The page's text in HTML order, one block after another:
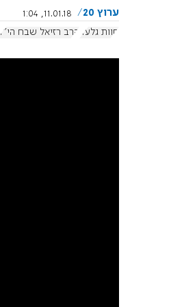
ערוץ 20
11.01.18, 1:04
חוות גלעד הרב רזיאל שבח הי"ד